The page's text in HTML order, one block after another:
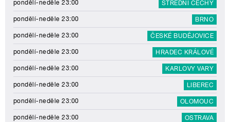
pondělí-neděle 23:00 STŘEDNÍ ČECHY
pondělí-neděle 23:00 BRNO
pondělí-neděle 23:00 ČESKÉ BUDĚJOVICE
pondělí-neděle 23:00 HRADEC KRÁLOVÉ
pondělí-neděle 23:00 KARLOVY VARY
pondělí-neděle 23:00 LIBEREC
pondělí-neděle 23:00 OLOMOUC
pondělí-neděle 23:00 OSTRAVA